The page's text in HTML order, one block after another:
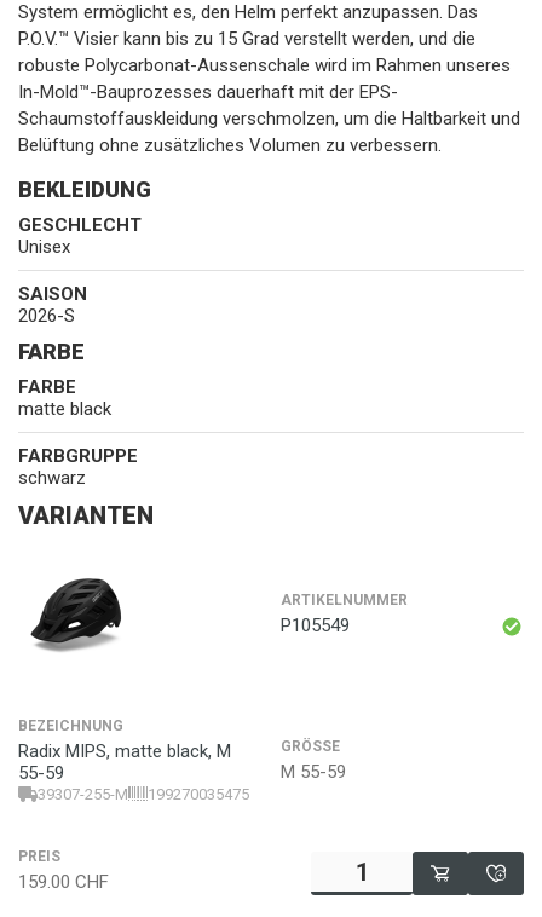
System ermöglicht es, den Helm perfekt anzupassen. Das
P.O.V.™ Visier kann bis zu 15 Grad verstellt werden, und die
robuste Polycarbonat-Aussenschale wird im Rahmen unseres
In-Mold™-Bauprozesses dauerhaft mit der EPS-
Schaumstoffauskleidung verschmolzen, um die Haltbarkeit und
Belüftung ohne zusätzliches Volumen zu verbessern.
BEKLEIDUNG
GESCHLECHT
Unisex
SAISON
2026-S
FARBE
FARBE
matte black
FARBGRUPPE
schwarz
VARIANTEN
ARTIKELNUMMER
P105549
BEZEICHNUNG
Radix MIPS, matte black, M
55-59
39307-255-M 199270035475
GRÖSSE
M 55-59
PREIS
159.00 CHF